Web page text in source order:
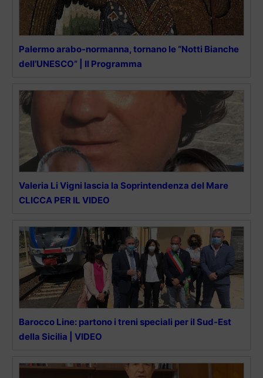
Palermo arabo-normanna, tornano le “Notti Bianche
dell’UNESCO” | Il Programma
Valeria Li Vigni lascia la Soprintendenza del Mare
CLICCA PER IL VIDEO
Barocco Line: partono i treni speciali per il Sud-Est
della Sicilia | VIDEO